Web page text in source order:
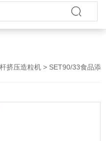
挤压造粒机 > SET90/33食品添加剂螺杆挤压造粒机